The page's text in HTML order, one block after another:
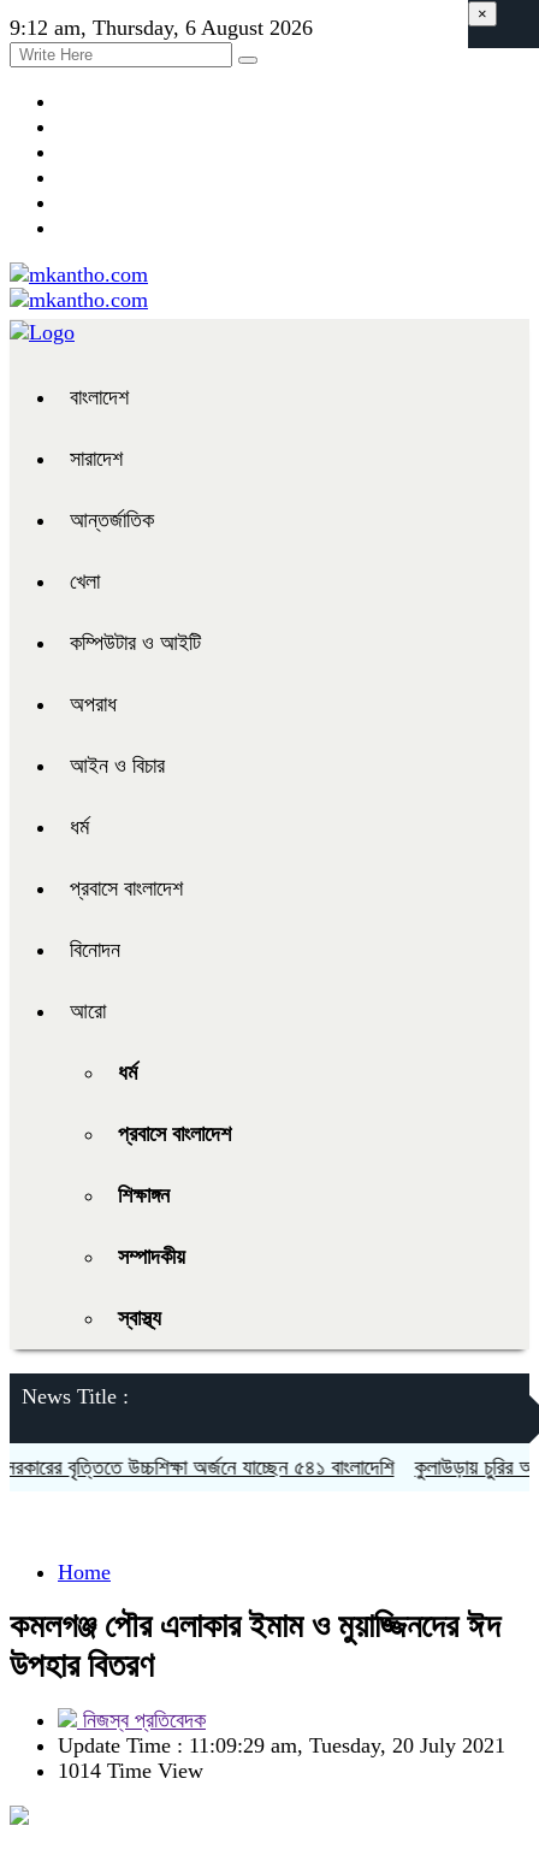
9:12 am, Thursday, 6 August 2026
বাংলাদেশ
সারাদেশ
আন্তর্জাতিক
খেলা
কম্পিউটার ও আইটি
অপরাধ
আইন ও বিচার
ধর্ম
প্রবাসে বাংলাদেশ
বিনোদন
আরো
ধর্ম
প্রবাসে বাংলাদেশ
শিক্ষাঙ্গন
সম্পাদকীয়
স্বাস্থ্য
News Title :
বৃত্তিতে উচ্চশিক্ষা অর্জনে যাচ্ছেন ৫৪১ বাংলাদেশি কুলাউড়ায় চুরির
×
Home
কমলগঞ্জ পৌর এলাকার ইমাম ও মুয়াজ্জিনদের ঈদ
উপহার বিতরণ
নিজস্ব প্রতিবেদক
Update Time : 11:09:29 am, Tuesday, 20 July 2021
1014 Time View